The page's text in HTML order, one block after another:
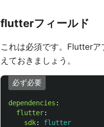
flutterフィールド
これは必須です。Flutter
えておきましょう。
必ず必要
dependencies :
flutter:
sdk: flutter